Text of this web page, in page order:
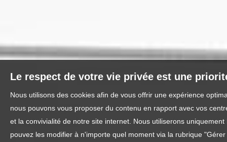
Le respect de votre vie privée est une
Nous utilisons des cookies afin de vous offrir une expérience
nous pouvons vous proposer du contenu en rapport avec vos
et la convivialité de notre site internet. Nous utiliserons
pouvez les modifier à n'importe quel moment via la rubrique